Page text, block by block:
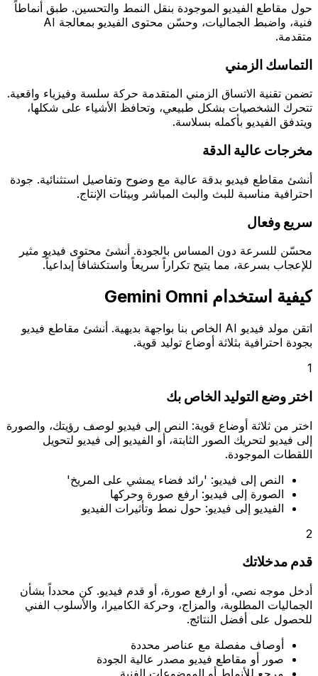
حول مقاطع الفيديو الموجودة بنقل النمط والتحسين. طبق أنماطاً
فنية، واضبط الجماليات، وحسّن محتوى الفيديو بمعالجة AI
متقدمة.
التماسك الزمني
تضمن تقنية الاتساق الزمني المتقدمة حركة سلسة وفيزياء واقعية.
تتحرك الشخصيات بشكل طبيعي، وتحافظ الأشياء على شكلها،
ويتدفق الفيديو بأكمله بسلاسة.
مخرجات عالية الدقة
أنشئ مقاطع فيديو بدقة عالية مع وضوح وتفاصيل استثنائية. جودة
احترافية مناسبة للبث والبث المباشر وبيئات الإنتاج.
سريع وفعال
محسّن للسرعة دون المساس بالجودة. أنشئ محتوى فيديو مثير
للإعجاب بسرعة، مما يتيح تكراراً سريعاً واستكشافاً إبداعياً.
كيفية استخدام Gemini Omni
اتقن مولد فيديو AI الخاص بنا بواجهة بديهية. أنشئ مقاطع فيديو
بجودة احترافية بثلاثة أوضاع توليد قوية.
1
اختر وضع التوليد الخاص بك
اختر من ثلاثة أوضاع قوية: النص إلى فيديو لوصف رؤيتك، والصورة
إلى فيديو لتحريك الصور الثابتة، أو الفيديو إلى فيديو لتحويل
اللقطات الموجودة.
النص إلى فيديو: 'رائد فضاء يمشي على المريخ'
الصورة إلى فيديو: ارفع صورة وحركها
الفيديو إلى فيديو: حول نمط وتأثيرات الفيديو
2
قدم مدخلاتك
أدخل موجه نصي، أو ارفع صورة، أو قدم فيديو. كن محدداً بشأن
الجماليات المطلوبة، والمزاج، وحركة الكاميرا، والأسلوب الفني
للحصول على أفضل النتائج.
أوصاف مفصلة مع عناصر محددة
صور أو مقاطع فيديو مصدر عالية الجودة